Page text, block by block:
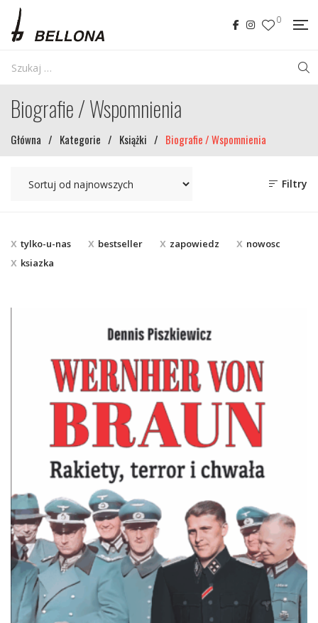
0
Biografie / Wspomnienia
Główna / Kategorie / Książki / Biografie / Wspomnienia
Filtry
tylko-u-nas bestseller zapowiedz
nowosc
ksiazka